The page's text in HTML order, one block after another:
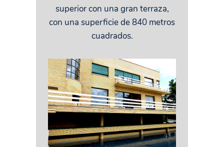
superior con una gran terraza,
con una superficie de 840 metros
cuadrados.